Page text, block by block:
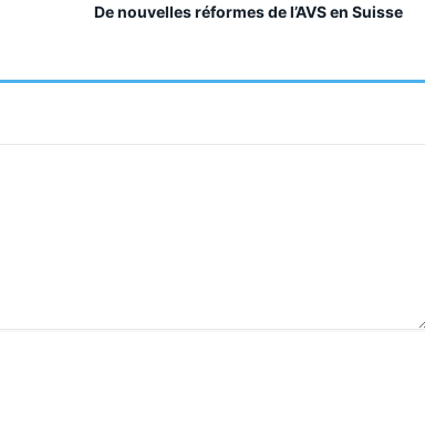
De nouvelles réformes de l’AVS en Suisse